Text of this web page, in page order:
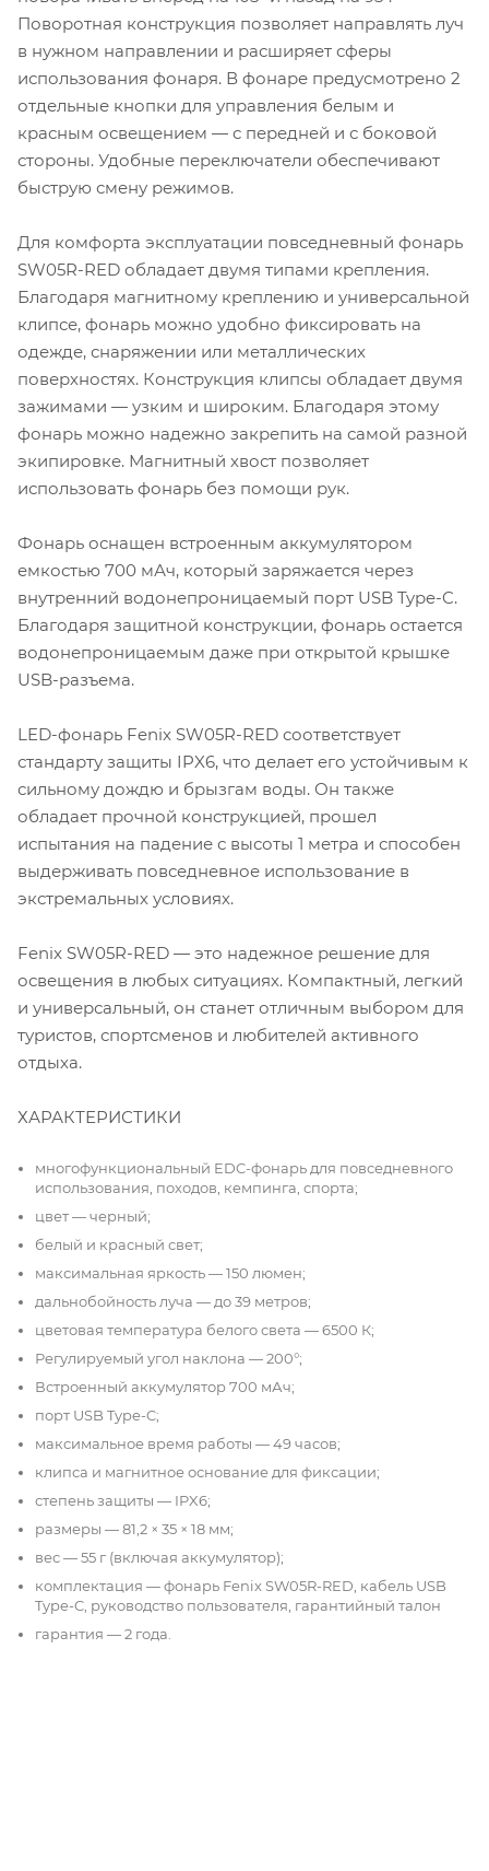
Поворотная конструкция позволяет направлять луч
в нужном направлении и расширяет сферы
использования фонаря. В фонаре предусмотрено 2
отдельные кнопки для управления белым и
красным освещением — с передней и с боковой
стороны. Удобные переключатели обеспечивают
быструю смену режимов.
Для комфорта эксплуатации повседневный фонарь
SW05R-RED обладает двумя типами крепления.
Благодаря магнитному креплению и универсальной
клипсе, фонарь можно удобно фиксировать на
одежде, снаряжении или металлических
поверхностях. Конструкция клипсы обладает двумя
зажимами — узким и широким. Благодаря этому
фонарь можно надежно закрепить на самой разной
экипировке. Магнитный хвост позволяет
использовать фонарь без помощи рук.
Фонарь оснащен встроенным аккумулятором
емкостью 700 мАч, который заряжается через
внутренний водонепроницаемый порт USB Type-C.
Благодаря защитной конструкции, фонарь остается
водонепроницаемым даже при открытой крышке
USB-разъема.
LED-фонарь Fenix SW05R-RED соответствует
стандарту защиты IPX6, что делает его устойчивым к
сильному дождю и брызгам воды. Он также
обладает прочной конструкцией, прошел
испытания на падение с высоты 1 метра и способен
выдерживать повседневное использование в
экстремальных условиях.
Fenix SW05R-RED — это надежное решение для
освещения в любых ситуациях. Компактный, легкий
и универсальный, он станет отличным выбором для
туристов, спортсменов и любителей активного
отдыха.
ХАРАКТЕРИСТИКИ
многофункциональный EDC-фонарь для повседневного
использования, походов, кемпинга, спорта;
цвет — черный;
белый и красный свет;
максимальная яркость — 150 люмен;
дальнобойность луча — до 39 метров;
цветовая температура белого света — 6500 К;
Регулируемый угол наклона — 200°;
Встроенный аккумулятор 700 мАч;
порт USB Type-C;
максимальное время работы — 49 часов;
клипса и магнитное основание для фиксации;
степень защиты — IPX6;
размеры — 81,2 × 35 × 18 мм;
вес — 55 г (включая аккумулятор);
комплектация — фонарь Fenix SW05R-RED, кабель USB
Type-C, руководство пользователя, гарантийный талон
гарантия — 2 года.